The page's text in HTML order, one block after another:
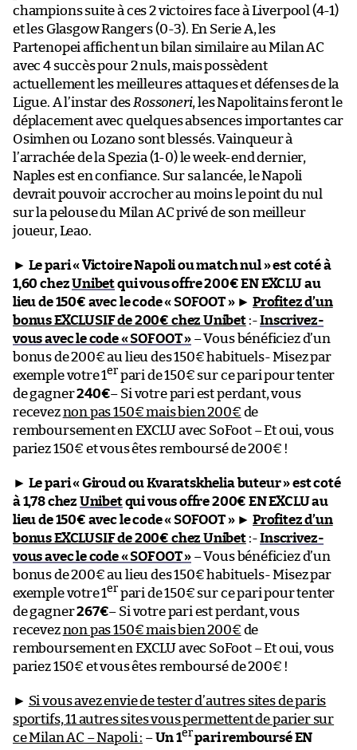
champions suite à ces 2 victoires face à Liverpool (4-1)
et les Glasgow Rangers (0-3). En Serie A, les
Partenopei affichent un bilan similaire au Milan AC
avec 4 succès pour 2 nuls, mais possèdent
actuellement les meilleures attaques et défenses de la
Ligue. A l’instar des Rossoneri, les Napolitains feront le
déplacement avec quelques absences importantes car
Osimhen ou Lozano sont blessés. Vainqueur à
l’arrachée de la Spezia (1-0) le week-end dernier,
Naples est en confiance. Sur sa lancée, le Napoli
devrait pouvoir accrocher au moins le point du nul
sur la pelouse du Milan AC privé de son meilleur
joueur, Leao.
► Le pari « Victoire Napoli ou match nul » est coté à
1,60 chezUnibetqui vous offre 200€ EN EXCLU au
lieu de 150€ avec le code « SOFOOT »► Profitez d’un
bonus EXCLUSIF de 200€ chez Unibet:-Inscrivez-
vous avec le code « SOFOOT »– Vous bénéficiez d’un
bonus de 200€ au lieu des 150€ habituels- Misez par
exemple votre 1er pari de 150€ sur ce pari pour tenter
de gagner240€– Si votre pari est perdant, vous
receveznon pas 150€ mais bien 200€ de
remboursement en EXCLU avec SoFoot – Et oui, vous
pariez 150€ et vous êtes remboursé de 200€ !
► Le pari « Giroud ou Kvaratskhelia buteur » est coté
à 1,78 chez Unibetqui vous offre 200€ EN EXCLU au
lieu de 150€ avec le code « SOFOOT »► Profitez d’un
bonus EXCLUSIF de 200€ chez Unibet:-Inscrivez-
vous avec le code « SOFOOT »– Vous bénéficiez d’un
bonus de 200€ au lieu des 150€ habituels- Misez par
exemple votre 1er pari de 150€ sur ce pari pour tenter
de gagner267€– Si votre pari est perdant, vous
receveznon pas 150€ mais bien 200€ de
remboursement en EXCLU avec SoFoot – Et oui, vous
pariez 150€ et vous êtes remboursé de 200€ !
► Si vous avez envie de tester d’autres sites de paris
sportifs, 11 autres sites vous permettent de parier sur
ce Milan AC – Napoli : –Un 1erpari remboursé EN